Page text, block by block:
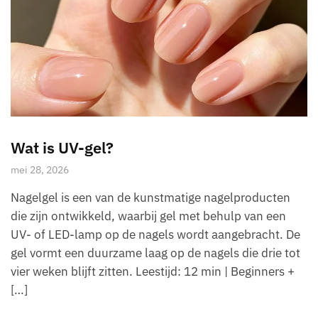
Wat is UV-gel?
mei 28, 2026
Nagelgel is een van de kunstmatige nagelproducten
die zijn ontwikkeld, waarbij gel met behulp van een
UV- of LED-lamp op de nagels wordt aangebracht. De
gel vormt een duurzame laag op de nagels die drie tot
vier weken blijft zitten. Leestijd: 12 min | Beginners +
[…]